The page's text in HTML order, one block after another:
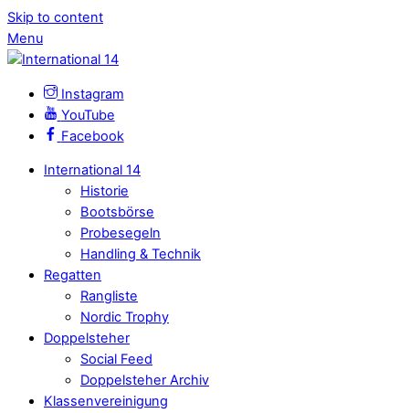
Skip to content
Menu
Instagram
YouTube
Facebook
International 14
Historie
Bootsbörse
Probesegeln
Handling & Technik
Regatten
Rangliste
Nordic Trophy
Doppelsteher
Social Feed
Doppelsteher Archiv
Klassenvereinigung